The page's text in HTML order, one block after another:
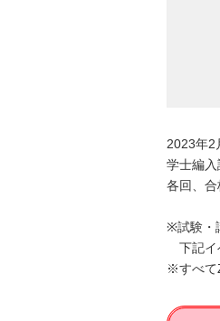
2023年2
学士編入
各回、
※試験・
下記イ
※すべて